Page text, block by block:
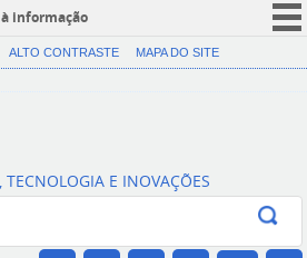
à informação
CORONAVÍRUS (COVID-19)
Canais
ALTO CONTRASTE MAPA DO SITE
E INOVAÇÕES